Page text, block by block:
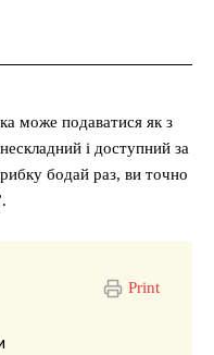
може подаватися як з
і доступний за
бодай раз, ви точно
Print